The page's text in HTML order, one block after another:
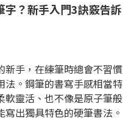
字？新手入門3訣竅告訴
新手，在練筆時總會不習慣
法。鋼筆的書寫手感相當特
軟靈活、也不像是原子筆般
寫出獨具特色的硬筆書法。